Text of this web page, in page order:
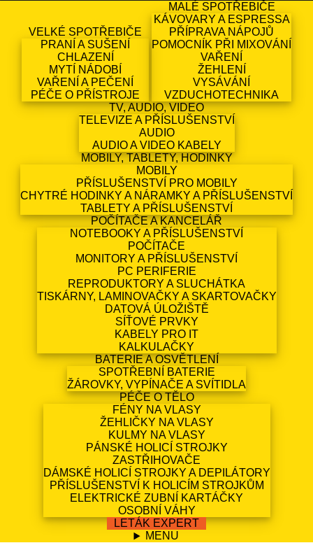
VELKÉ SPOTŘEBIČE
PRANÍ A SUŠENÍ
CHLAZENÍ
MYTÍ NÁDOBÍ
VAŘENÍ A PEČENÍ
PÉČE O PŘÍSTROJE
MALÉ SPOTŘEBIČE
KÁVOVARY A ESPRESSA
PŘÍPRAVA NÁPOJŮ
POMOCNÍK PŘI MIXOVÁNÍ
VAŘENÍ
ŽEHLENÍ
VYSÁVÁNÍ
VZDUCHOTECHNIKA
TV, AUDIO, VIDEO
TELEVIZE A PŘÍSLUŠENSTVÍ
AUDIO
AUDIO A VIDEO KABELY
MOBILY, TABLETY, HODINKY
MOBILY
PŘÍSLUŠENSTVÍ PRO MOBILY
CHYTRÉ HODINKY A NÁRAMKY A PŘÍSLUŠENSTVÍ
TABLETY A PŘÍSLUŠENSTVÍ
POČÍTAČE A KANCELÁŘ
NOTEBOOKY A PŘÍSLUŠENSTVÍ
POČÍTAČE
MONITORY A PŘÍSLUŠENSTVÍ
PC PERIFERIE
REPRODUKTORY A SLUCHÁTKA
TISKÁRNY, LAMINOVAČKY A SKARTOVAČKY
DATOVÁ ÚLOŽIŠTĚ
SÍŤOVÉ PRVKY
KABELY PRO IT
KALKULAČKY
BATERIE A OSVĚTLENÍ
SPOTŘEBNÍ BATERIE
ŽÁROVKY, VYPÍNAČE A SVÍTIDLA
PÉČE O TĚLO
FÉNY NA VLASY
ŽEHLIČKY NA VLASY
KULMY NA VLASY
PÁNSKÉ HOLICÍ STROJKY
ZASTŘIHOVAČE
DÁMSKÉ HOLICÍ STROJKY A DEPILÁTORY
PŘÍSLUŠENSTVÍ K HOLICÍM STROJKŮM
ELEKTRICKÉ ZUBNÍ KARTÁČKY
OSOBNÍ VÁHY
LETÁK EXPERT
MENU